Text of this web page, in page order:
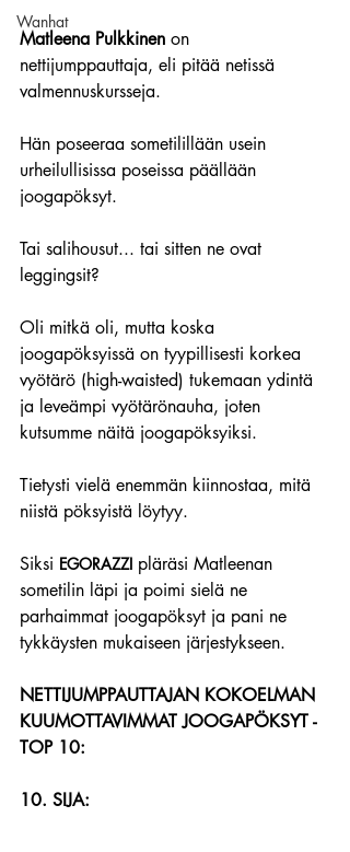
Wanhat
Matleena Pulkkinen on
nettijumppauttaja, eli pitää netissä
valmennuskursseja.
Hän poseeraa sometilillään usein
urheilullisissa poseissa päällään
joogapöksyt.
Tai salihousut... tai sitten ne ovat
leggingsit?
Oli mitkä oli, mutta koska
joogapöksyissä on tyypillisesti korkea
vyötärö (high-waisted) tukemaan ydintä
ja leveämpi vyötärönauha, joten
kutsumme näitä joogapöksyiksi.
Tietysti vielä enemmän kiinnostaa, mitä
niistä pöksyistä löytyy.
Siksi EGORAZZI pläräsi Matleenan
sometilin läpi ja poimi sielä ne
parhaimmat joogapöksyt ja pani ne
tykkäysten mukaiseen järjestykseen.
NETTIJUMPPAUTTAJAN KOKOELMAN
KUUMOTTAVIMMAT JOOGAPÖKSYT -
TOP 10:
10. SIJA: